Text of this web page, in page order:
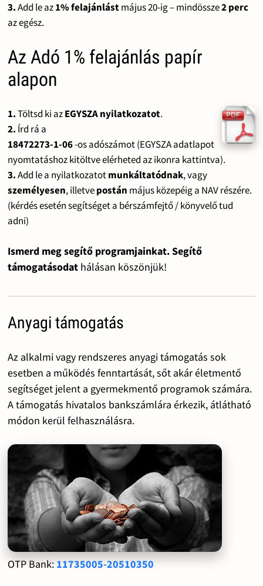
3.Add le az1% felajánlástmájus 20-ig – mindössze2 perc
az egész.
Az Adó 1% felajánlás papír
alapon
1.Töltsd ki azEGYSZA nyilatkozatot.
2. Írd rá a
18472273-1-06-os adószámot (EGYSZA adatlapot
nyomtatáshoz kitöltve elérheted az ikonra kattintva).
3.Add le a nyilatkozatotmunkáltatódnak, vagy
személyesen, illetvepostán május közepéig a NAV részére.
(kérdés esetén segítséget a bérszámfejtő / könyvelő tud
adni)
Ismerd meg segítő programjainkat. Segítő
támogatásodat hálásan köszönjük!
Anyagi támogatás
Az alkalmi vagy rendszeres anyagi támogatás sok
esetben a működés fenntartását, sőt akár életmentő
segítséget jelent a gyermekmentő programok számára.
A támogatás hivatalos bankszámlára érkezik, átlátható
módon kerül felhasználásra.
OTP Bank: 11735005-20510350